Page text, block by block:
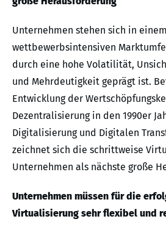
Unternehmen stehen sich in einem
wettbewerbsintensiven
durch eine hohe Volatilität,
und Mehrdeutigkeit geprägt ist.
Entwicklung der
Dezentralisierung in den 1990er
Digitalisierung und Digitalen
zeichnet sich die schrittweise
Unternehmen als nächste große
Unternehmen müssen für die
Virtualisierung sehr flexibel und